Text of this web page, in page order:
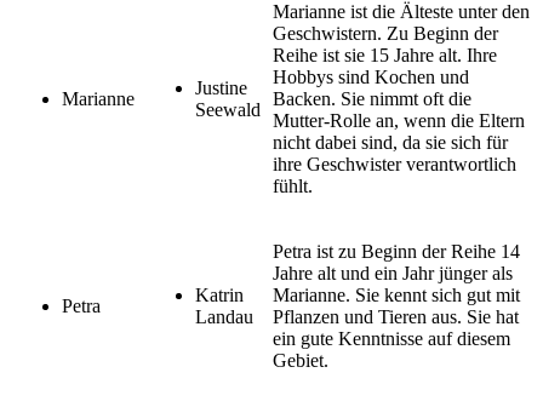
Marianne
Justine
Seewald
Marianne ist die Älteste unter den
Geschwistern. Zu Beginn der
Reihe ist sie 15 Jahre alt. Ihre
Hobbys sind Kochen und
Backen. Sie nimmt oft die
Mutter-Rolle an, wenn die Eltern
nicht dabei sind, da sie sich für
ihre Geschwister verantwortlich
fühlt.
Petra
Katrin
Landau
Petra ist zu Beginn der Reihe 14
Jahre alt und ein Jahr jünger als
Marianne. Sie kennt sich gut mit
Pflanzen und Tieren aus. Sie hat
ein gute Kenntnisse auf diesem
Gebiet.